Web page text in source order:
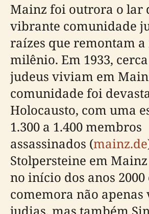
Mainz foi outrora o lar
vibrante comunidade
raízes que remontam
milênio. Em 1933,
judeus viviam em
comunidade foi
Holocausto, com uma
1.300 a 1.400 membros
assassinados (mainz.de
Stolpersteine em
no início dos anos 2000
comemora não